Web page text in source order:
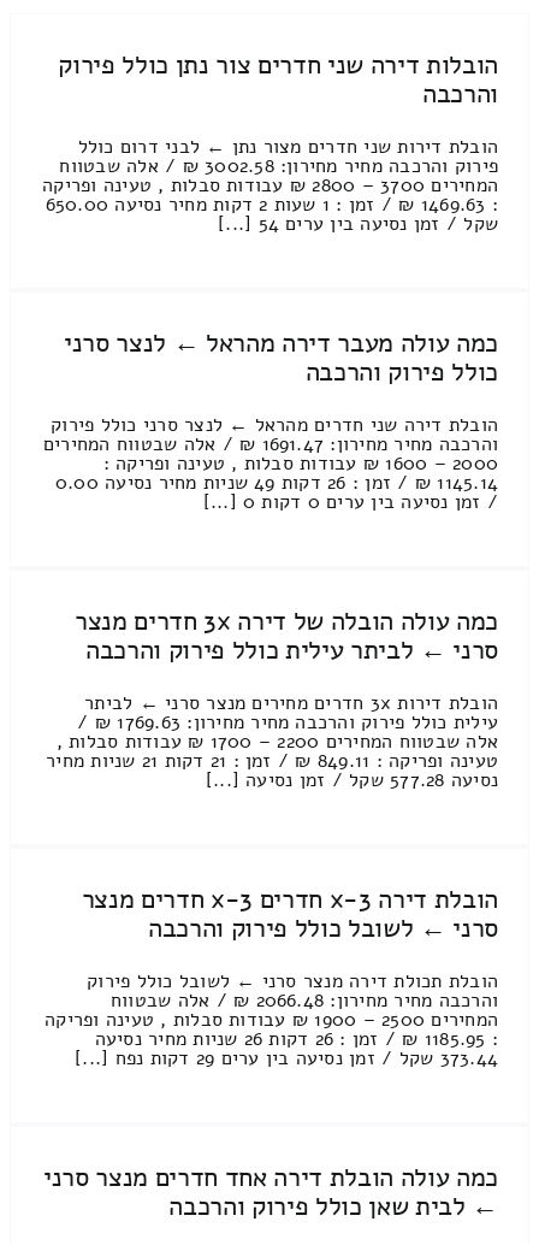
הובלות דירה שני חדרים צור נתן כולל פירוק
והרכבה
הובלת דירות שני חדרים מצור נתן ← לבני דרום כולל
פירוק והרכבה מחיר מחירון: 3002.58 ₪ / אלה שבטווח
המחירים 3700 – 2800 ₪ עבודות סבלות , טעינה ופריקה
: 1469.63 ₪ / זמן : 1 שעות 2 דקות מחיר נסיעה 650.00
שקל / זמן נסיעה בין ערים 54 [...]
כמה עולה מעבר דירה מהראל ← לנצר סרני
כולל פירוק והרכבה
הובלת דירה שני חדרים מהראל ← לנצר סרני כולל פירוק
והרכבה מחיר מחירון: 1691.47 ₪ / אלה שבטווח המחירים
2000 – 1600 ₪ עבודות סבלות , טעינה ופריקה :
1145.14 ₪ / זמן : 26 דקות 49 שניות מחיר נסיעה 0.00
/ זמן נסיעה בין ערים 0 דקות 0 [...]
כמה עולה הובלה של דירה 3x חדרים מנצר
סרני ← לביתר עילית כולל פירוק והרכבה
הובלת דירות 3x חדרים מחירים מנצר סרני ← לביתר
עילית כולל פירוק והרכבה מחיר מחירון: 1769.63 ₪ /
אלה שבטווח המחירים 2200 – 1700 ₪ עבודות סבלות ,
טעינה ופריקה : 849.11 ₪ / זמן : 21 דקות 21 שניות מחיר
נסיעה 577.28 שקל / זמן נסיעה [...]
הובלת דירה 3-x חדרים 3-x חדרים מנצר
סרני ← לשובל כולל פירוק והרכבה
הובלת תכולת דירה מנצר סרני ← לשובל כולל פירוק
והרכבה מחיר מחירון: 2066.48 ₪ / אלה שבטווח
המחירים 2500 – 1900 ₪ עבודות סבלות , טעינה ופריקה
: 1185.95 ₪ / זמן : 26 דקות 26 שניות מחיר נסיעה
373.44 שקל / זמן נסיעה בין ערים 29 דקות נפח [...]
כמה עולה הובלת דירה אחד חדרים מנצר סרני
← לבית שאן כולל פירוק והרכבה